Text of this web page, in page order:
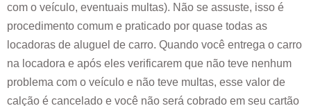
com o veículo, eventuais multas). Não se assuste, isso é
procedimento comum e praticado por quase todas as
locadoras de aluguel de carro. Quando você entrega o carro
na locadora e após eles verificarem que não teve nenhum
problema com o veículo e não teve multas, esse valor de
calção é cancelado e você não será cobrado em seu cartão